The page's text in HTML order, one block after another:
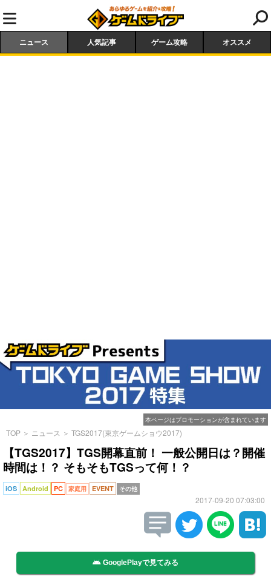
ニュース 人気記事 ゲーム攻略 オススメ
本ページはプロモーションが含まれています
TOP ＞ ニュース ＞ TGS2017(東京ゲームショウ2017)
【TGS2017】TGS開幕直前！ 一般公開日は？開催
時間は！？ そもそもTGSって何！？
iOS Android PC 家庭用 EVENT その他
2017-09-20 07:03:00
GooglePlayで見てみる